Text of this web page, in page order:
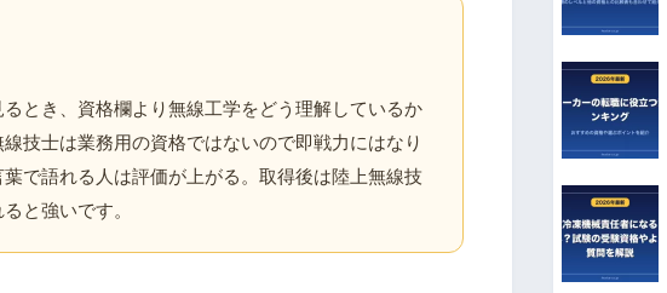
とき、資格欄より無線工学をどう理解しているか
技士は業務用の資格ではないので即戦力にはなり
で語れる人は評価が上がる。取得後は陸上無線技
と強いです。